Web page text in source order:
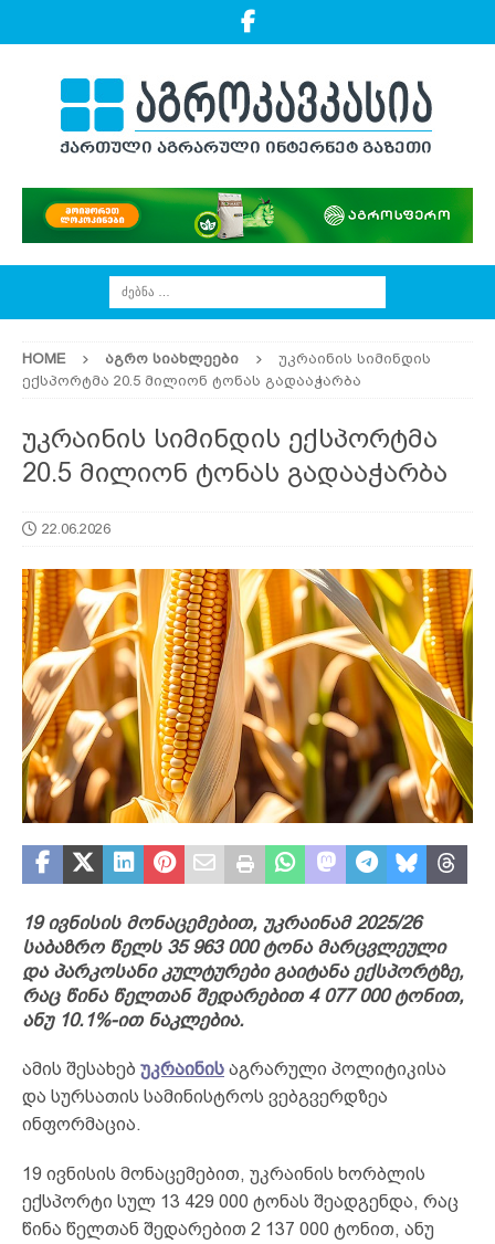
HOME ᲐᲒᲠᲝ ᲡᲘᲐᲮᲚᲔᲔᲑᲘ
უკრაინის სიმინდის
ექსპორტმა 20.5 მილიონ ტონას გადააჭარბა
უკრაინის სიმინდის ექსპორტმა
20.5 მილიონ ტონას გადააჭარბა
22.06.2026
19 ივნისის მონაცემებით, უკრაინამ 2025/26
საბაზრო წელს 35 963 000 ტონა მარცვლეული
და პარკოსანი კულტურები გაიტანა ექსპორტზე,
რაც წინა წელთან შედარებით 4 077 000 ტონით,
ანუ 10.1%-ით ნაკლებია.
ამის შესახებ უკრაინის აგრარული პოლიტიკისა
და სურსათის სამინისტროს ვებგვერდზეა
ინფორმაცია.
19 ივნისის მონაცემებით, უკრაინის ხორბლის
ექსპორტი სულ 13 429 000 ტონას შეადგენდა, რაც
წინა წელთან შედარებით 2 137 000 ტონით, ანუ